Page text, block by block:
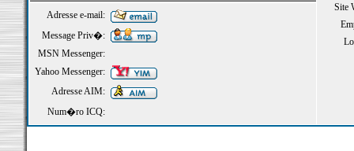
Site
Adresse e-mail:
Message Priv�:
MSN Messenger:
Yahoo Messenger:
Adresse AIM:
Num�ro ICQ: